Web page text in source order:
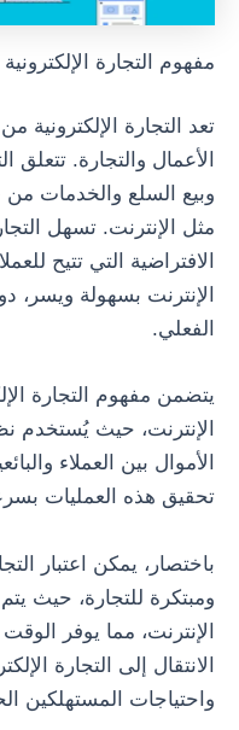
مفهوم التجارة الإلكترونية
تعد التجارة
الأعمال والتجارة. تتعلق
وبيع السلع والخدمات من
مثل الإنترنت. تسهل
الافتراضية التي تتيح
الإنترنت بسهولة ويسر،
الفعلي.
يتضمن مفهوم التجارة
الإنترنت، حيث يُستخدم
الأموال بين العملاء
تحقيق هذه العمليات
باختصار، يمكن اعتبار
ومبتكرة للتجارة، حيث
الإنترنت، مما يوفر
الانتقال إلى التجارة
واحتياجات المستهلكين